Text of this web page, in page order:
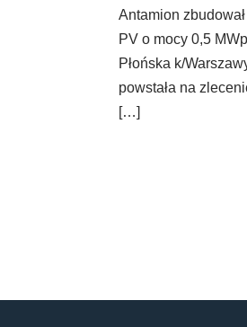
Antamion
PV o mocy 0,5
Płońska k/
powstała na
[…]